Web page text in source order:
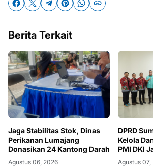
Berita Terkait
Jaga Stabilitas Stok, Dinas
Perikanan Lumajang
Donasikan 24 Kantong Darah
Agustus 06, 2026
DPRD
Kelola
PMI DKI
Agustus 07,